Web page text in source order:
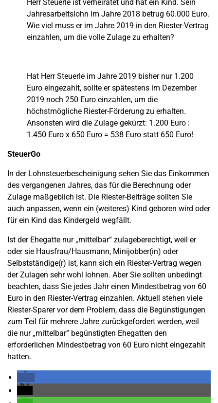
Herr Steuerle ist verheiratet und hat ein Kind. Sein
Jahresarbeitslohn im Jahre 2018 betrug 60.000 Euro.
Wie viel muss er im Jahre 2019 in den Riester-Vertrag
einzahlen, um die volle Zulage zu erhalten?
Hat Herr Steuerle im Jahre 2019 bisher nur 1.200
Euro eingezahlt, sollte er spätestens im Dezember
2019 noch 250 Euro einzahlen, um die
höchstmögliche Riester-Förderung zu erhalten.
Ansonsten wird die Zulage gekürzt: 1.200 Euro :
1.450 Euro x 650 Euro = 538 Euro statt 650 Euro!
SteuerGo
In der Lohnsteuerbescheinigung sehen Sie das Einkommen
des vergangenen Jahres, das für die Berechnung oder
Zulage maßgeblich ist. Die Riester-Beiträge sollten Sie
auch anpassen, wenn ein (weiteres) Kind geboren wird oder
für ein Kind das Kindergeld wegfällt.
Ist der Ehegatte nur „mittelbar“ zulageberechtigt, weil er
oder sie Hausfrau/Hausmann, Minijobber(in) oder
Selbstständige(r) ist, kann sich ein Riester-Vertrag wegen
der Zulagen sehr wohl lohnen. Aber Sie sollten unbedingt
beachten, dass Sie jedes Jahr einen Mindestbetrag von 60
Euro in den Riester-Vertrag einzahlen. Aktuell stehen viele
Riester-Sparer vor dem Problem, dass die Begünstigungen
zum Teil für mehrere Jahre zurückgefordert werden, weil
die nur „mittelbar“ begünstigten Ehegatten den
erforderlichen Mindestbetrag von 60 Euro nicht eingezahlt
hatten.